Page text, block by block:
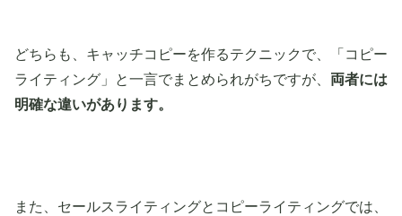
どちらも、キャッチコピーを作るテクニックで、「コピー
ライティング」と一言でまとめられがちですが、 両者には
明確な違いがあります。
また、セールスライティングとコピーライティングでは、